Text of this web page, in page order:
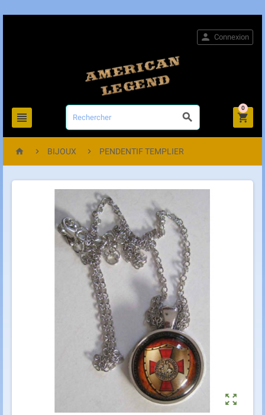
 
 Connexion

0
  BIJOUX  PENDENTIF TEMPLIER
